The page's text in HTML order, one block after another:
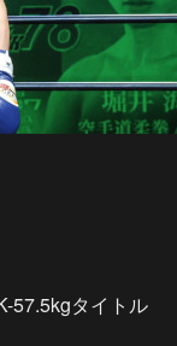
57.5kgタイトル